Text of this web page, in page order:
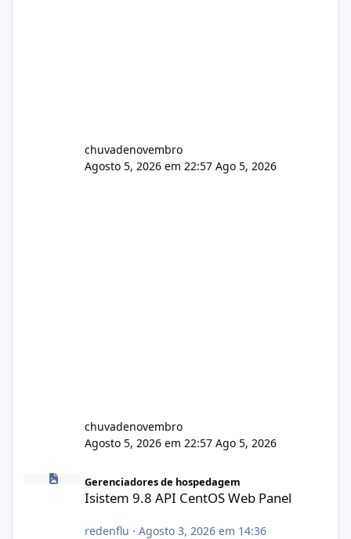
chuvadenovembro
Agosto 5, 2026 em 22:57 Ago 5, 2026
chuvadenovembro
Agosto 5, 2026 em 22:57 Ago 5, 2026
Gerenciadores de hospedagem
Isistem 9.8 API CentOS Web Panel
redenflu · Agosto 3, 2026 em 14:36